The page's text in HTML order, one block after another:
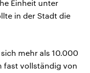
Einheit unter
in der Stadt die
mehr als 10.000
fast vollständig von